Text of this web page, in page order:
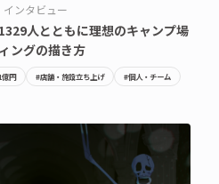
ンタビュー
人とともに理想のキャンプ場
ングの描き方
円 #店舗・施設立ち上げ
#個人・チーム